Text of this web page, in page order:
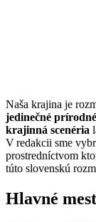
Naša krajina je
jedinečné
krajinná scenéria
V redakcii sme
prostredníctvom
túto slovenskú
Hlavné